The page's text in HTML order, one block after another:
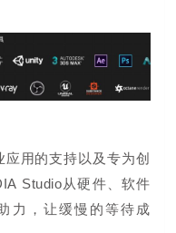
用的支持以及专为创
Studio从硬件、软件
力，让缓慢的等待成